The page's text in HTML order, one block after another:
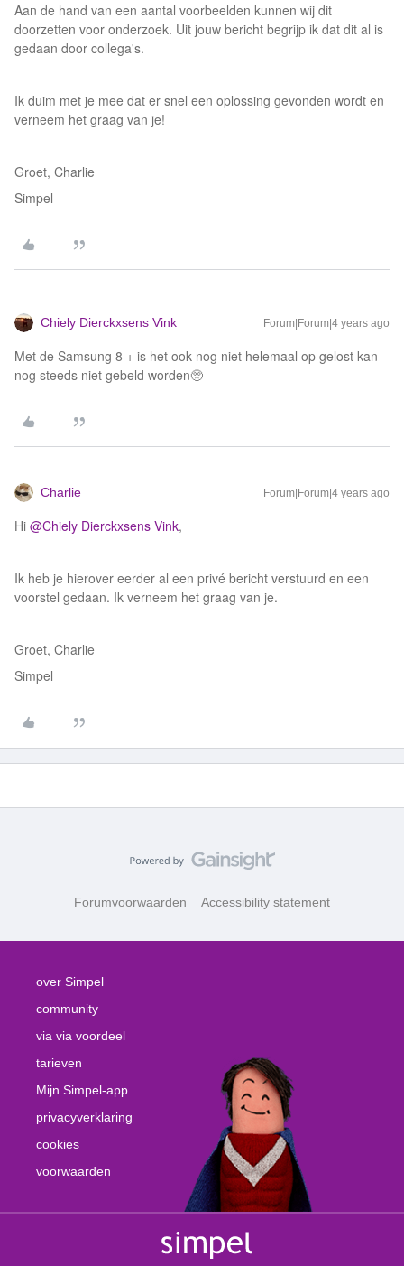
Aan de hand van een aantal voorbeelden kunnen wij dit
doorzetten voor onderzoek. Uit jouw bericht begrijp ik dat dit al is
gedaan door collega's.
Ik duim met je mee dat er snel een oplossing gevonden wordt en
verneem het graag van je!
Groet, Charlie
Simpel
Chiely Dierckxsens Vink Forum|Forum|4 years ago
Met de Samsung 8 + is het ook nog niet helemaal op gelost kan
nog steeds niet gebeld worden🥺
Charlie Forum|Forum|4 years ago
Hi @Chiely Dierckxsens Vink,
Ik heb je hierover eerder al een privé bericht verstuurd en een
voorstel gedaan. Ik verneem het graag van je.
Groet, Charlie
Simpel
Forumvoorwaarden Accessibility statement
over Simpel
community
via via voordeel
tarieven
Mijn Simpel-app
privacyverklaring
cookies
voorwaarden